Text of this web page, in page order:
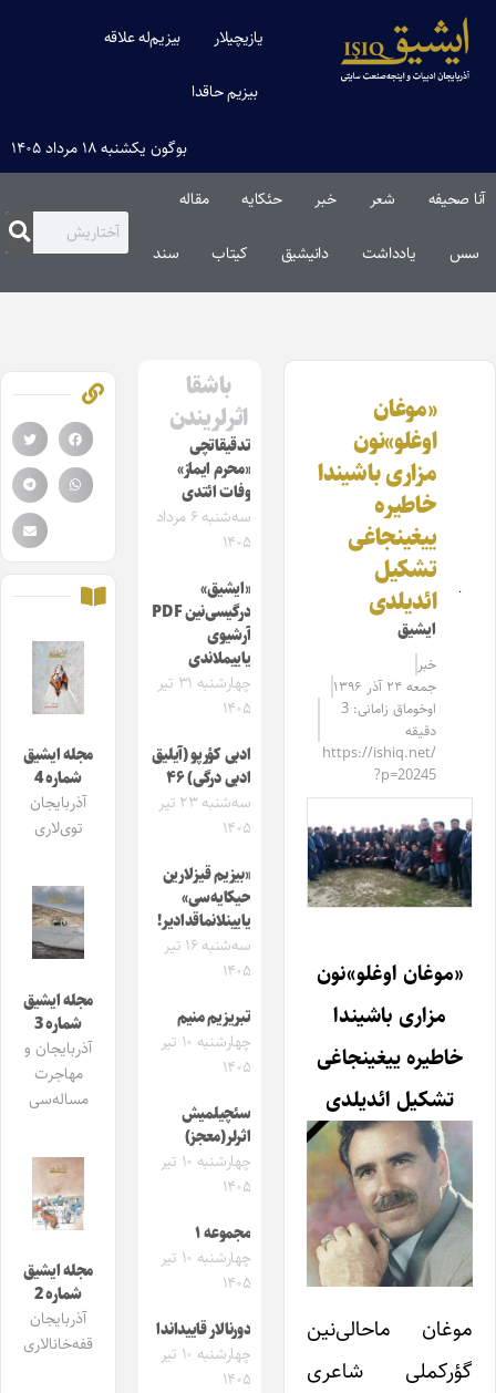
یازیچیلار بیزیم‌له علاقه
بیزیم حاقدا
بوگون یکشنبه ۱۸ مرداد ۱۴۰۵
آنا صحیفه شعر خبر حئکایه مقاله‌
سس یادداشت دانیشیق کیتاب سند
«موغان
اوغلو»نون
مزاری باشیندا
خاطیره
ییغینجاغی
تشکیل
ائدیلدی
ایشیق
خبر
جمعه ۲۴ آذر ۱۳۹۶
اوخوماق زامانی: 3
دقیقه
https://ishiq.net/
?p=20245
«موغان اوغلو»نون
مزاری باشیندا
خاطیره ییغینجاغی
تشکیل ائدیلدی
موغان ماحالی‌نین
گؤرکملی شاعری
باشقا
اثرلریندن
تدقیقاتچی
«محرم ایماز»
وفات ائتدی
سه‌شنبه ۶ مرداد
۱۴۰۵
«ایشیق»
درگیسی‌نین PDF
آرشیوی
یاییملاندی
چهارشنبه ۳۱ تیر
۱۴۰۵
ادبی کؤرپو (آیلیق
ادبی درگی) ۴۶
سه‌شنبه ۲۳ تیر
۱۴۰۵
«بیزیم قیزلارین
حیکایه‌سی»
یایینلانماقدادیر!
سه‌شنبه ۱۶ تیر
۱۴۰۵
تبریزیم منیم
چهارشنبه ۱۰ تیر
۱۴۰۵
سئچیلمیش
اثرلر(معجز)
چهارشنبه ۱۰ تیر
۱۴۰۵
مجموعه ۱
چهارشنبه ۱۰ تیر
۱۴۰۵
دورنالار قاییداندا
چهارشنبه ۱۰ تیر
۱۴۰۵
مجله ایشیق
شماره 4
آذربایجان
توی‌لاری
مجله ایشیق
شماره 3
آذربایجان و
مهاجرت
مساله‌سی
مجله ایشیق
شماره 2
آذربایجان
قفه‌خانالاری